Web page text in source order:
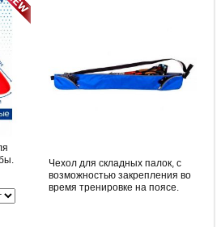
Чехол для складных палок, с
возможностью закрепления во
время тренировке на поясе.